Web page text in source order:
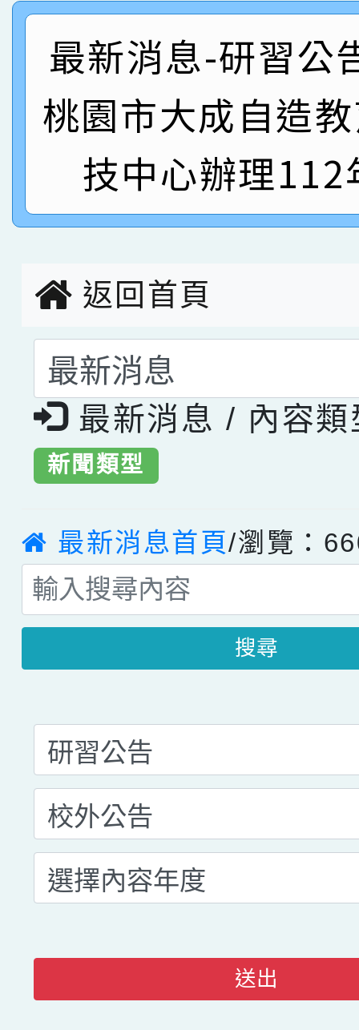
創客第三名。
賽 洪綺君教師榮獲社
名
賀！本校阿巴斯O蜜、
倩參加桃園市科展 國
名 指導老師王老師、
賀！本校四年二班張O
園市英語競賽國小朗讀
指導老師林老師
賀！本校參加桃園市中
賽 劉文瑛教師榮獲教
臺灣台語-第二名
賀！本校參與2026世
最新消息-研習公
桃園市大成自造
技中心辦理112
返回首頁
選擇後頁面內容會更
最新消息 / 內容類
新聞類型
最新消息首頁/瀏覽：
搜尋
送出